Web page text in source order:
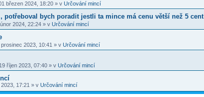
březen 2024, 18:20 » v Určování mincí
, potřeboval bych poradit jestli ta mince má cenu větší než 5 cent
2024, 22:24 » v Určování mincí
prosinec 2023, 10:41 » v Určování mincí
19 říjen 2023, 07:40 » v Určování mincí
17:21 » v Určování mincí